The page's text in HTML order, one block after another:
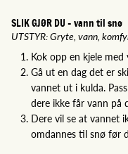
SLIK GJØR DU - vann til snø
UTSTYR: Gryte, vann,
Kok opp en kjele med
Gå ut en dag det er
vannet ut i kulda.
dere ikke får vann på
Dere vil se at vannet
omdannes til snø før